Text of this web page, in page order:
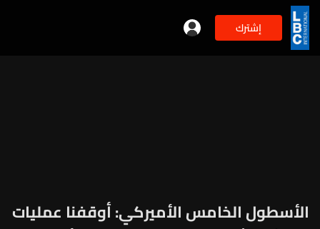
إشترك
الأسطول الخامس الأميركي: أوقفنا عمليات